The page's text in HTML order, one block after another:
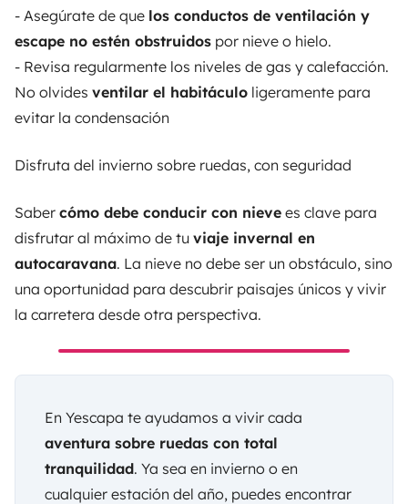
- Asegúrate de que los conductos de ventilación y
escape no estén obstruidos por nieve o hielo.
- Revisa regularmente los niveles de gas y calefacción.
No olvides ventilar el habitáculo ligeramente para
evitar la condensación
Disfruta del invierno sobre ruedas, con seguridad
Saber cómo debe conducir con nieve es clave para
disfrutar al máximo de tu viaje invernal en
autocaravana. La nieve no debe ser un obstáculo, sino
una oportunidad para descubrir paisajes únicos y vivir
la carretera desde otra perspectiva.
En Yescapa te ayudamos a vivir cada
aventura sobre ruedas con total
tranquilidad. Ya sea en invierno o en
cualquier estación del año, puedes encontrar